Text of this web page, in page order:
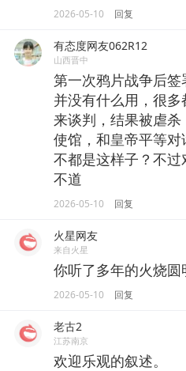
2026-05-10 回复
有态度网友062R12
山西晋中
第一次鸦片战争后
并没有什么用，很
来谈判，结果被虐
使馆，和皇帝平等
不都是这样子？不
不道
2026-05-10 回复
火星网友
来自火星
你听了多年的火烧
2026-05-10 回复
老古2
江苏南京
欢迎乐观的叙述。